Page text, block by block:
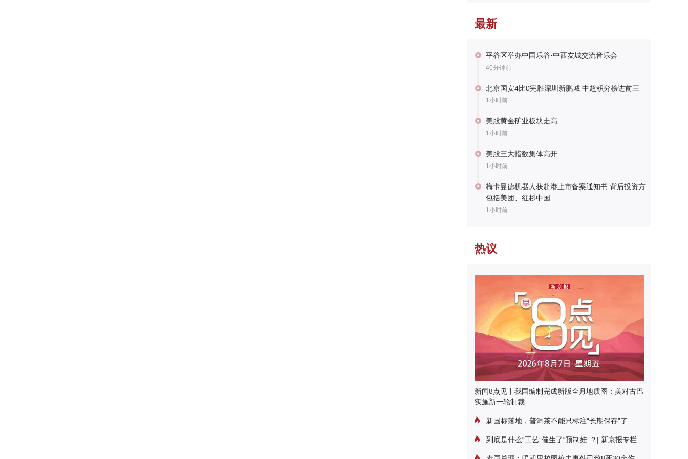
最新
平谷区举办中国乐谷·中西友城交流音乐会
40分钟前
北京国安4比0完胜深圳新鹏城 中超积分榜进前三
1小时前
美股黄金矿业板块走高
1小时前
美股三大指数集体高开
1小时前
梅卡曼德机器人获赴港上市备案通知书 背后投资方
包括美团、红杉中国
1小时前
热议
新闻8点见丨我国编制完成新版全月地质图；美对古巴
实施新一轮制裁
新国标落地，普洱茶不能只标注“长期保存”了
到底是什么“工艺”催生了“预制娃”？| 新京报专栏